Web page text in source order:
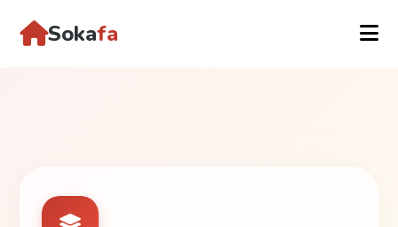
Sokafa